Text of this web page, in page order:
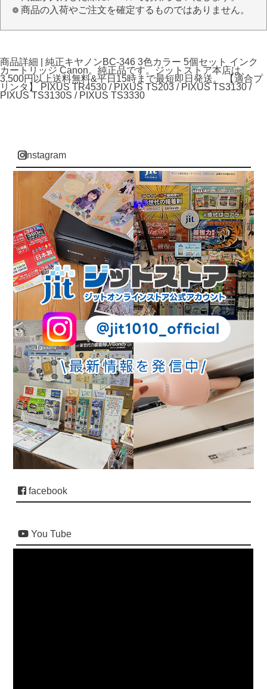
商品の入荷やご注文を確定するものではありません。
商品詳細 | 純正キヤノンBC-346 3色カラー 5個セット インク
カートリッジ Canon。純正品です。ジットストア本店は、
3,500円以上送料無料&平日15時まで最短即日発送。 【適合プ
リンタ】 PIXUS TR4530 / PIXUS TS203 / PIXUS TS3130 /
PIXUS TS3130S / PIXUS TS3330
instagram
facebook
You Tube